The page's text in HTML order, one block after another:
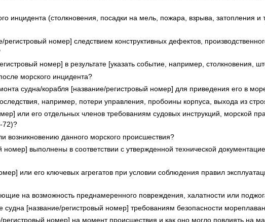
инцидента (столкновения, посадки на мель, пожара, взрыва, затопления и
номер] следствием конструктивных дефектов,
номер] в результате [указать событие, например, столкновения,
морского инцидента?
судна/корабля [название/регистровый номер] для приведения его в
например, потери управления, пробоины корпуса, выхода из
или его отдельных членов требованиям судовых инструкций, морской
72)?
возникновению данного морского происшествия?
выполнены в соответствии с утвержденной технической
или его ключевых агрегатов при условии соблюдения правил
на возможность преднамеренного повреждения, халатности или
[название/регистровый номер] требованиям безопасности
номер] на момент происшествия и как оно могло повлиять на